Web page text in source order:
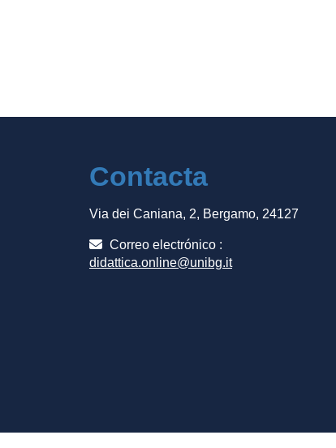
Contacta
Via dei Caniana, 2, Bergamo, 24127
Correo electrónico :
didattica.online@unibg.it